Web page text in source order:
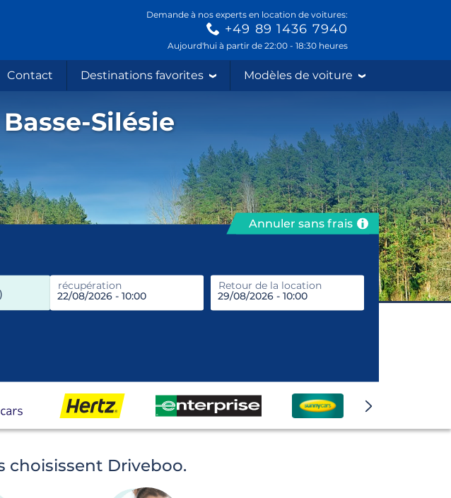
Demande à nos experts en location de voitures:
+49 89 1436 7940
Aujourd'hui à partir de 22:00 - 18:30 heures
Contact Destinations favorites Modèles de voiture
Silésie
Annuler sans frais
récupération Retour de la location
prendre
choisissent Driveboo.